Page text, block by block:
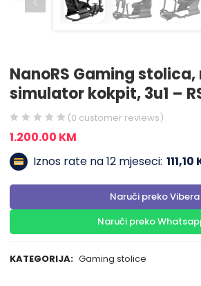
NanoRS Gaming
simulator kokpit, 3u1 –
(0 customer reviews)
1.200.00 KM
Iznos rate na 12 mjeseci: 111,10
Naruči preko Vibera
Naruči preko
KATEGORIJA: Gaming stolice